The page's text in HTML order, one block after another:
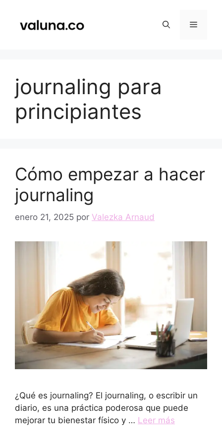
contenido
Menú
journaling para
principiantes
Cómo empezar a hacer
journaling
enero 21, 2025 por Valezka Arnaud
¿Qué es journaling? El journaling, o escribir un
diario, es una práctica poderosa que puede
mejorar tu bienestar físico y … Leer más